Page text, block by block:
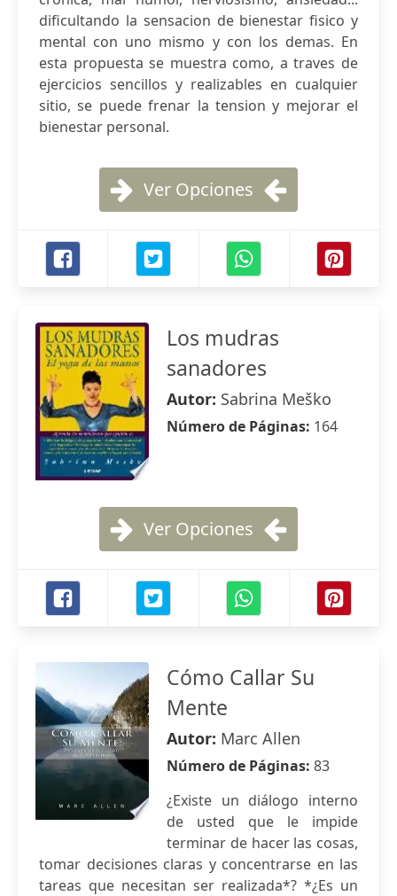
dificultando la sensacion de bienestar fisico y
mental con uno mismo y con los demas. En
esta propuesta se muestra como, a traves de
ejercicios sencillos y realizables en cualquier
sitio, se puede frenar la tension y mejorar el
bienestar personal.
Ver Opciones
Los mudras
sanadores
Autor: Sabrina Meško
Número de Páginas: 164
Ver Opciones
Cómo Callar Su
Mente
Autor: Marc Allen
Número de Páginas: 83
¿Existe un diálogo interno
de usted que le impide
terminar de hacer las cosas,
tomar decisiones claras y concentrarse en las
tareas que necesitan ser realizada*? *¿Es un